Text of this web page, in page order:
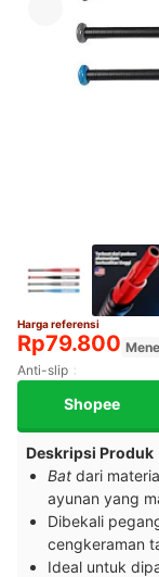
Harga referensi
Rp79.800
Anti-slip
Shopee
Deskripsi Produk
Bat dari
ayunan yang
Dibekali
cengkeraman
Ideal untuk